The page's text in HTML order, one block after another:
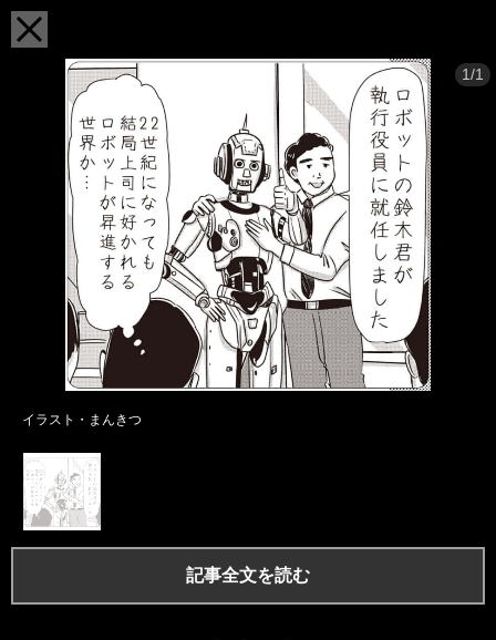
1/1
イラスト・まんきつ
記事全文を読む